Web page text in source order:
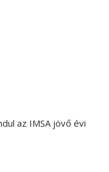
az IMSA jövő évi